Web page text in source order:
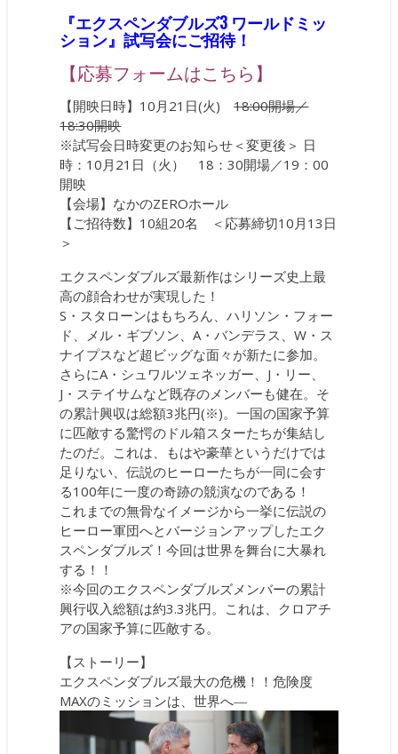
『エクスペンダブルズ3 ワールドミッ
ション』試写会にご招待！
【応募フォームはこちら】
【開映日時】10月21日(火)18:00開場／
18:30開映
※試写会日時変更のお知らせ＜変更後＞ 日
時：10月21日（火） 18：30開場／19：00
開映
【会場】なかのZEROホール
【ご招待数】10組20名 ＜応募締切10月13日
＞
エクスペンダブルズ最新作はシリーズ史上最
高の顔合わせが実現した！
S・スタローンはもちろん、ハリソン・フォー
ド、メル・ギブソン、A・バンデラス、W・ス
ナイプスなど超ビッグな面々が新たに参加。
さらにA・シュワルツェネッガー、J・リー、
J・ステイサムなど既存のメンバーも健在。そ
の累計興収は総額3兆円(※)。一国の国家予算
に匹敵する驚愕のドル箱スターたちが集結し
たのだ。これは、もはや豪華というだけでは
足りない、伝説のヒーローたちが一同に会す
る100年に一度の奇跡の競演なのである！
これまでの無骨なイメージから一挙に伝説の
ヒーロー軍団へとバージョンアップしたエク
スペンダブルズ！今回は世界を舞台に大暴れ
する！！
※今回のエクスペンダブルズメンバーの累計
興行収入総額は約3.3兆円。これは、クロアチ
アの国家予算に匹敵する。
【ストーリー】
エクスペンダブルズ最大の危機！！危険度
MAXのミッションは、世界へ―